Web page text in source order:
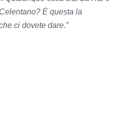
È questa la
ci dovete dare.”